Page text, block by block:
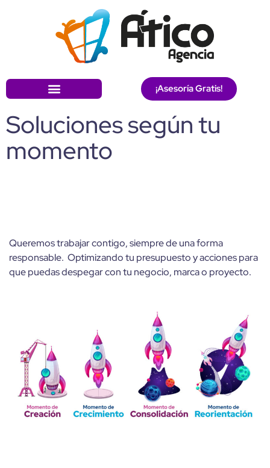
¡Asesoría Gratis!
Soluciones según tu
momento
Queremos trabajar contigo, siempre de una forma
responsable. Optimizando tu presupuesto y acciones para
que puedas despegar con tu negocio, marca o proyecto.